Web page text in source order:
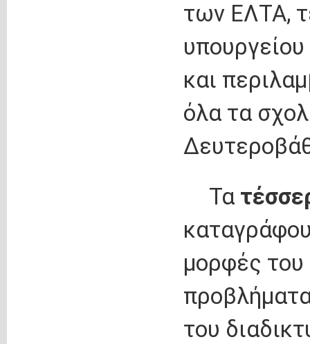
των ΕΛΤΑ,
και
όλα τα
Τα
μορφές
του